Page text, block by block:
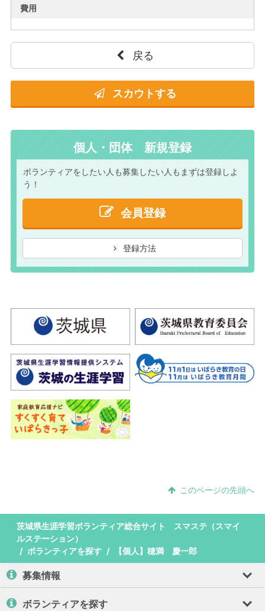
費用
戻る
スカウトする
個人・団体 新規登録
ボランティアをしたい人も募集したい人もまずは登録しよ
う！
会員登録
登録方法
このページの先頭へ
茨城県生涯学習ボランティア総合サイト スマステ（スマイ
ルステーション）
ボランティアを探す
【個人】穂満 慶一郎
募集情報
ボランティアを探す